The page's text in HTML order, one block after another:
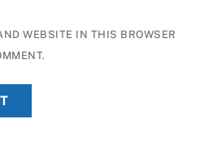
WEBSITE IN THIS BROWSER